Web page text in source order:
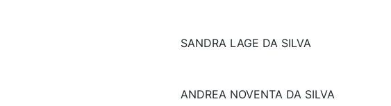
SANDRA LAGE DA SILVA
ANDREA NOVENTA DA SILVA